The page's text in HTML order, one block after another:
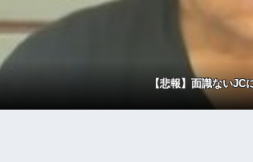
【悲報】面識ない